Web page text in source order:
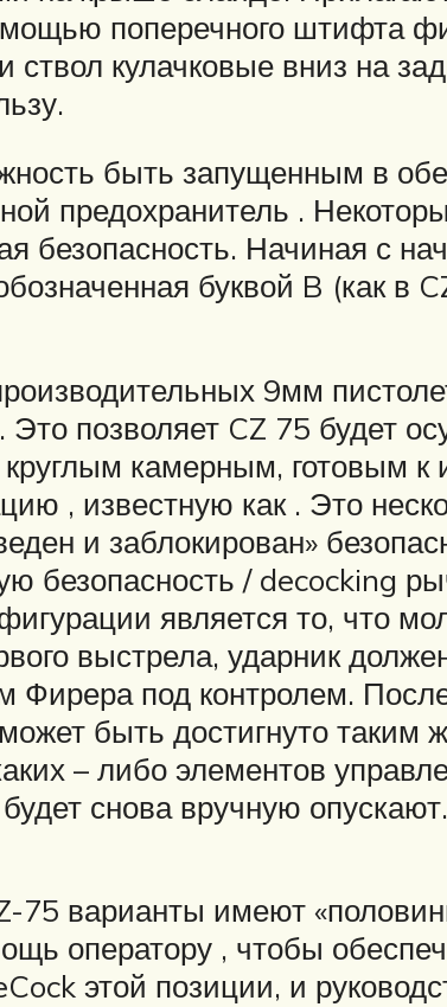
поперечного штифта
ствол кулачковые вниз на
быть запущенным в
предохранитель .
безопасность. Начиная с
буквой B (как в
9мм
позволяет CZ 75 будет
камерным, готовым к
, известную как . Это
и заблокирован»
безопасность / decocking
является то, что
выстрела, ударник
под контролем. После
быть достигнуто таким
– либо элементов
снова вручную опускают.
75 варианты имеют
оператору , чтобы
этой позиции, и